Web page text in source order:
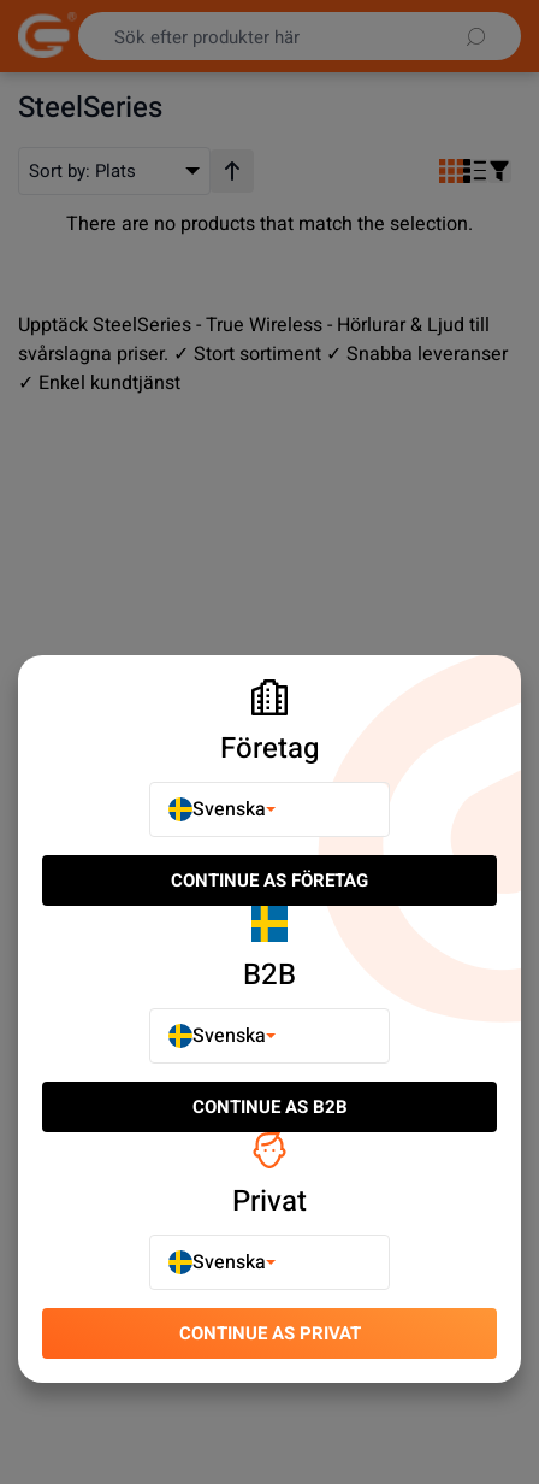
Hoppa till innehållet
SteelSeries
Sort by: Plats
Stigande ordning
There are no products that match the selection.
Upptäck SteelSeries - True Wireless - Hörlurar & Ljud till
svårslagna priser. ✓ Stort sortiment ✓ Snabba leveranser
✓ Enkel kundtjänst
Företag
Svenska
CONTINUE AS FÖRETAG
B2B
Svenska
CONTINUE AS B2B
Privat
Svenska
CONTINUE AS PRIVAT